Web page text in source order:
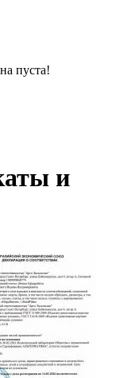
пуста!
и